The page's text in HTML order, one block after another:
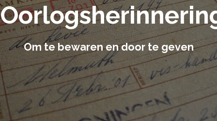
Om te bewaren en door te geven